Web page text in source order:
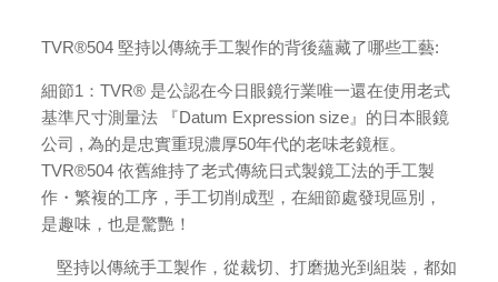
TVR®504 堅持以傳統手工製作的背後蘊藏了哪些工藝:
細節1：TVR® 是公認在今日眼鏡行業唯一還在使用老式
基準尺寸測量法 『Datum Expression size』的日本眼鏡
公司 , 為的是忠實重現濃厚50年代的老味老鏡框。
TVR®504 依舊維持了老式傳統日式製鏡工法的手工製
作・繁複的工序，手工切削成型，在細節處發現區別，
是趣味，也是驚艷！
堅持以傳統手工製作，從裁切、打磨拋光到組裝，都如